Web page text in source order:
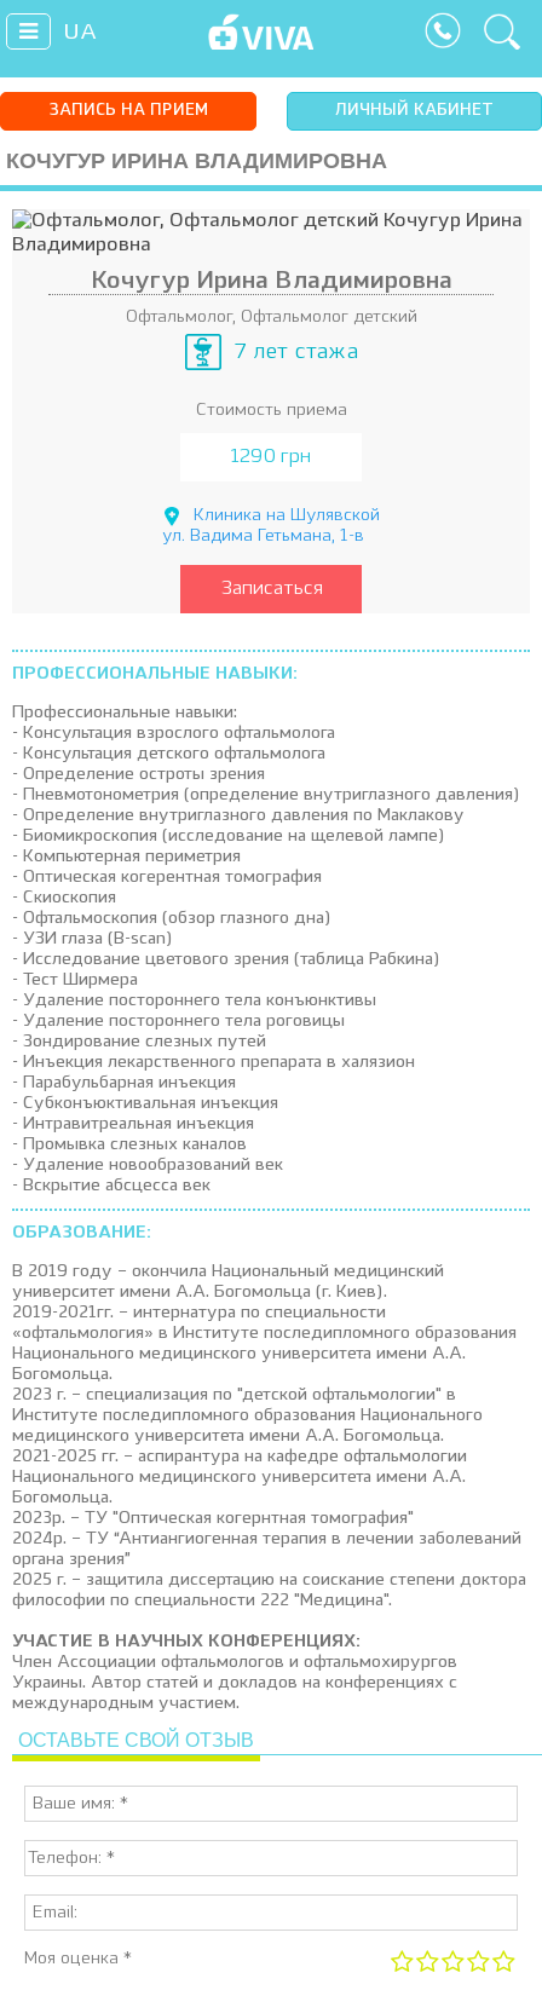
UA
ЗАПИСЬ НА ПРИЕМ ЛИЧНЫЙ КАБИНЕТ
КОЧУГУР ИРИНА ВЛАДИМИРОВНА
Кочугур Ирина Владимировна
Офтальмолог, Офтальмолог детский
7 лет стажа
Стоимость приема
1290 грн
Клиника на Шулявской
ул. Вадима Гетьмана, 1-в
Записаться
ПРОФЕССИОНАЛЬНЫЕ НАВЫКИ:
Профессиональные навыки:
- Консультация взрослого офтальмолога
- Консультация детского офтальмолога
- Определение остроты зрения
- Пневмотонометрия (определение внутриглазного давления)
- Определение внутриглазного давления по Маклакову
- Биомикроскопия (исследование на щелевой лампе)
- Компьютерная периметрия
- Оптическая когерентная томография
- Скиоскопия
- Офтальмоскопия (обзор глазного дна)
- УЗИ глаза (В-scan)
- Исследование цветового зрения (таблица Рабкина)
- Тест Ширмера
- Удаление постороннего тела конъюнктивы
- Удаление постороннего тела роговицы
- Зондирование слезных путей
- Инъекция лекарственного препарата в халязион
- Парабульбарная инъекция
- Субконъюктивальная инъекция
- Интравитреальная инъекция
- Промывка слезных каналов
- Удаление новообразований век
- Вскрытие абсцесса век
ОБРАЗОВАНИЕ:
В 2019 году – окончила Национальный медицинский
университет имени А.А. Богомольца (г. Киев).
2019-2021гг. – интернатура по специальности
«офтальмология» в Институте последипломного образования
Национального медицинского университета имени А.А.
Богомольца.
2023 г. – специализация по "детской офтальмологии" в
Институте последипломного образования Национального
медицинского университета имени А.А. Богомольца.
2021-2025 гг. – аспирантура на кафедре офтальмологии
Национального медицинского университета имени А.А.
Богомольца.
2023p. – ТУ "Оптическая когернтная томография"
2024p. – ТУ “Антиангиогенная терапия в лечении заболеваний
органа зрения”
2025 г. – защитила диссертацию на соискание степени доктора
философии по специальности 222 "Медицина".
УЧАСТИЕ В НАУЧНЫХ КОНФЕРЕНЦИЯХ:
Член Ассоциации офтальмологов и офтальмохирургов
Украины. Автор статей и докладов на конференциях с
международным участием.
ОСТАВЬТЕ СВОЙ ОТЗЫВ
Моя оценка *